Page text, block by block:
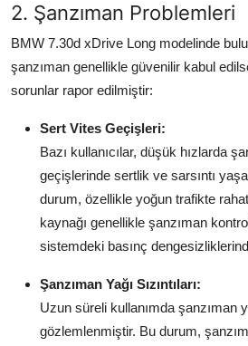
2. Şanzıman Problemleri
BMW 7.30d xDrive Long modelinde
şanzıman genellikle güvenilir kabul
sorunlar rapor edilmiştir:
Sert Vites Geçişleri:
Bazı kullanıcılar, düşük hızlarda
geçişlerinde sertlik ve sarsıntı
durum, özellikle yoğun trafikte
kaynağı genellikle şanzıman
sistemdeki basınç
Şanzıman Yağı Sızıntıları:
Uzun süreli kullanımda şanzıman
gözlemlenmiştir. Bu durum,